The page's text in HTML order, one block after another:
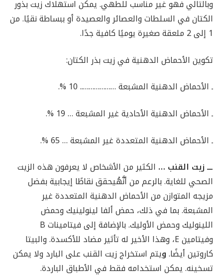
وبالتالي فهو غير مناسب للطهي. يمكن استهلاك زيت بذور
الكتان في السلطات والعصائر والعصيدة أو ببساطة نقيًا. من
1 ​​إلى 2 ملعقة صغيرة يوميًا كافية جدًا.
تكوين الأحماض الدهنية في زيت بذر الكتان:
ـ الأحماض الدهنية المشبعة ……………….. 10 %.
ـ الأحماض الدهنية الأحادية غير المشبعة … 19 %.
ـ الأحماض الدهنية المتعددة غير المشبعة … 65 %.
ـــ زيت القنب … الكثير من الأشخاص لا يعرفون هذه الزيت
الصحي للغاية. بالرعم من أنَّهُيحقق نقاطًا إيجابية بفضل
مزيجه المتوازن من الأحماض الدهنية المتعددة غير
المشبعة. بما في ذلك، حمض ألفا لينولينيك وحمض
اللينوليك وحمض الأوليك. بالإضافة إلى فيتامينات B
وفيتامين E، وهذا الأخير له تأثير مضاد للأكسدة. والبيتا
كاروتين أيضًا.ويتم استخراج زيت القنب على البارد ولا يمكن
تسخينه. يمكن استخدامه فقط في الأطباق الباردة.